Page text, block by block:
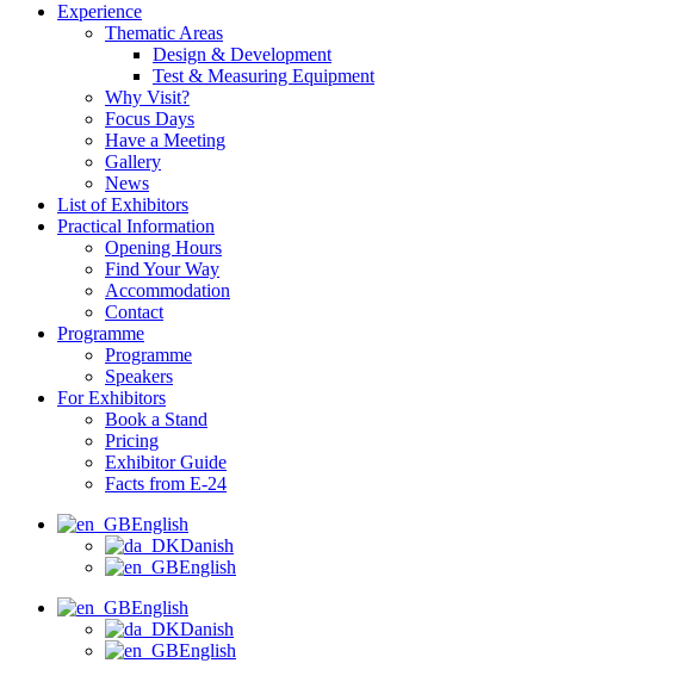
Experience
Thematic Areas
Design & Development
Test & Measuring Equipment
Why Visit?
Focus Days
Have a Meeting
Gallery
News
List of Exhibitors
Practical Information
Opening Hours
Find Your Way
Accommodation
Contact
Programme
Programme
Speakers
For Exhibitors
Book a Stand
Pricing
Exhibitor Guide
Facts from E-24
English
Danish
English
English
Danish
English